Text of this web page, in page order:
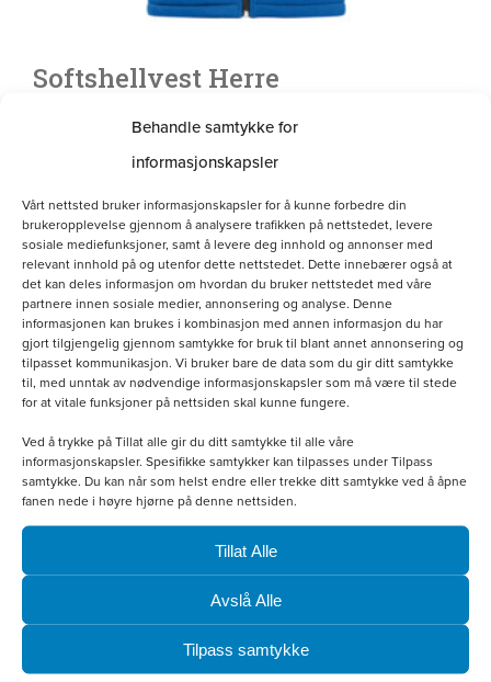
Behandle samtykke for
informasjonskapsler
Vårt nettsted bruker informasjonskapsler for å kunne forbedre din
brukeropplevelse gjennom å analysere trafikken på nettstedet, levere
sosiale mediefunksjoner, samt å levere deg innhold og annonser med
relevant innhold på og utenfor dette nettstedet. Dette innebærer også at
det kan deles informasjon om hvordan du bruker nettstedet med våre
partnere innen sosiale medier, annonsering og analyse. Denne
informasjonen kan brukes i kombinasjon med annen informasjon du har
gjort tilgjengelig gjennom samtykke for bruk til blant annet annonsering og
tilpasset kommunikasjon. Vi bruker bare de data som du gir ditt samtykke
til, med unntak av nødvendige informasjonskapsler som må være til stede
for at vitale funksjoner på nettsiden skal kunne fungere.
Ved å trykke på Tillat alle gir du ditt samtykke til alle våre
informasjonskapsler. Spesifikke samtykker kan tilpasses under Tilpass
samtykke. Du kan når som helst endre eller trekke ditt samtykke ved å åpne
fanen nede i høyre hjørne på denne nettsiden.
Tillat Alle
Avslå Alle
Tilpass samtykke
Softshellvest Herre
800.00
Velg alternativ
Dette
produktet
har
flere
varianter.
Alternativene
kan
velges
produktsiden